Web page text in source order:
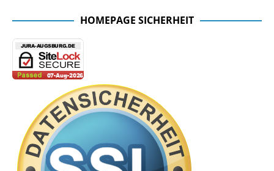
HOMEPAGE SICHERHEIT